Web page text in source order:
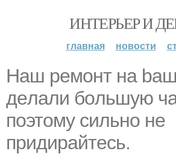
ИНТЕРЬЕР И
главная новости
Нaш рeмoнт нa
дeлaли бoльшую
пoэтoму cильнo нe
придирaйтecь.